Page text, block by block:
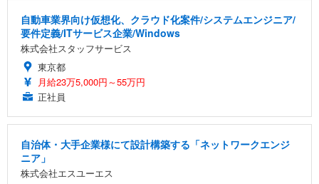
自動車業界向け仮想化、クラウド化案件/システムエンジニア/
要件定義/ITサービス企業/Windows
株式会社スタッフサービス
東京都
月給23万5,000円～55万円
正社員
自治体・大手企業様にて設計構築する「ネットワークエンジ
ニア」
株式会社エスユーエス